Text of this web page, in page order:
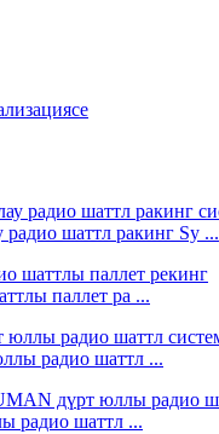
шаттл ракинг Sy ...
паллет ра ...
радио шаттл ...
радио шаттл ...